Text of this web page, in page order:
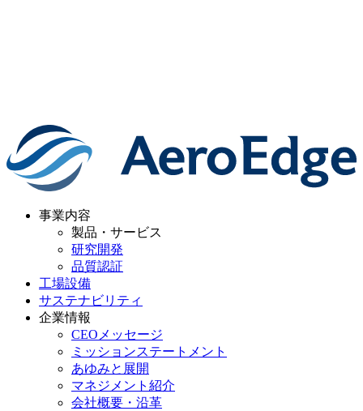
事業内容
製品・サービス
研究開発
品質認証
工場設備
サステナビリティ
企業情報
CEOメッセージ
ミッションステートメント
あゆみと展開
マネジメント紹介
会社概要・沿革